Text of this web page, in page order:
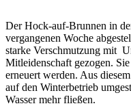
Der Hock-auf-Brunnen in
vergangenen Woche
starke Verschmutzung mit
Mitleidenschaft gezogen.
erneuert werden. Aus
auf den Winterbetrieb
Wasser mehr fließen.